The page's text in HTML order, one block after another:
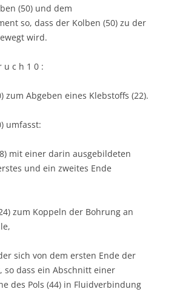
(50) und dem
so, dass der Kolben (50) zu der
wird.
u c h 1 0 :
zum Abgeben eines Klebstoffs (22).
umfasst:
mit einer darin ausgebildeten
und ein zweites Ende
zum Koppeln der Bohrung an
sich von dem ersten Ende der
so dass ein Abschnitt einer
des Pols (44) in Fluidverbindung